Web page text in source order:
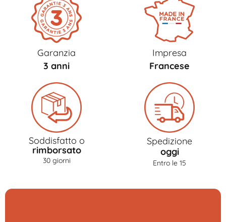
Garanzia
3 anni
Impresa
Francese
Soddisfatto o
rimborsato
30 giorni
Spedizione
oggi
Entro le 15